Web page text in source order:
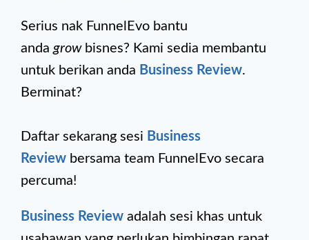
Serius nak FunnelEvo bantu
andagrow bisnes? Kami sedia membantu
untuk berikan anda Business Review.
Berminat?
Daftar sekarang sesi Business
Review bersama team FunnelEvo secara
percuma!
Business Review adalah sesi khas untuk